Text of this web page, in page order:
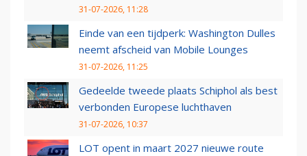
31-07-2026, 11:28
Einde van een tijdperk: Washington Dulles
neemt afscheid van Mobile Lounges
31-07-2026, 11:25
Gedeelde tweede plaats Schiphol als best
verbonden Europese luchthaven
31-07-2026, 10:37
LOT opent in maart 2027 nieuwe route